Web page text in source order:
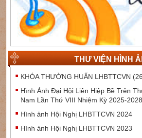
THƯ VIỆN HÌNH
KHÓA THƯỜNG HUẤN LHBTTCVN
Hình Ảnh Đại Hội Liên Hiệp Bề Trên
Nam Lần Thứ VIII Nhiệm Kỳ 2025-2028
Hình ảnh Hội Nghị LHBTTCVN 2024
Hình ảnh Hội Nghị LHBTTCVN 2023